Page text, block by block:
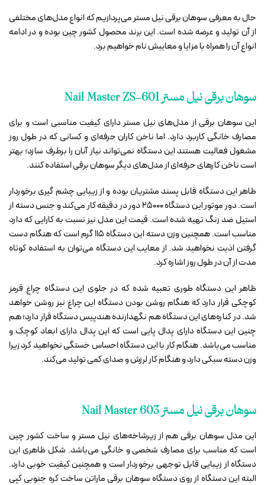
حال به معرفی سوهان برقی نیل مستر می‌پردازیم که انواع مدل‌های مختلفی
از آن تولید و عرضه شده است. این برند محصول کشور چین بوده و در ادامه
انواع آن را همراه با مزایا و معایبش نام خواهیم برد.
سوهان برقی نیل مستر Nail Master ZS-601
این سوهان برقی از مدل‌های نیل مستر دارای کیفیت مناسبی است و برای
مصارف خانگی کاربرد دارد. اما ناخن کاران حرفه‌ای و کسانی که در طول روز
مشغول فعالیت هستند این دستگاه نمی‌تواند نیاز آنان را برطرف سازد؛ بهتر
است ناخن کارهای حرفه‌ای از مدل‌های دیگر سوهان برقی استفاده کنند.
ظاهر این دستگاه قابل پسند مشتریان بوده و از زیبایی چشم گیری برخوردار
است. دور موتور این دستگاه 25000 دور در دقیقه کار می‌کند و جنس دسته از
استیل ضد زنگ تهیه شده است. قیمت این مدل نیز نسبت به کارایی که دارد
مناسب است. همچنین وزن دسته این دستگاه 115 گرم است که هنگام دست
گرفتن اذیت نخواهید شد. از معایب این دستگاه می‌توان به استفاده کوتاه
مدت از آن در طول روز اشاره کرد.
ظاهر این دستگاه طوری تعبیه شده که در جلوی این دستگاه چراغ قرمز
کوچکی قرار دارد که هنگام روشن بودن دستگاه این چراغ نیز روشن خواهد
شد. در کناره‌های این دستگاه هم نگهدارنده هندپیس دستگاه قرار دارد؛ هم
چنین این دستگاه دارای پدال پایی است که این پدال دارای ابعاد کوچک و
مناسب می‌باشد. هنگام کار با این دستگاه احساس خستگی نخواهید کرد زیرا
وزن دسته سبکی دارد و هنگام کار لرزش و صدای کمی تولید می‌کند.
سوهان برقی نیل مستر Nail Master 603
این مدل سوهان برقی هم از زیرشاخه‌های نیل مستر و ساخت کشور چین
است که مناسب برای مصارف شخصی و خانگی می‌باشد. شکل ظاهری این
دستگاه از زیبایی قابل توجهی برخوردار است و همچنین کیفیت خوبی دارد.
البته این دستگاه از روی دستگاه سوهان برقی ماراتن ساخت کره جنوبی کپی